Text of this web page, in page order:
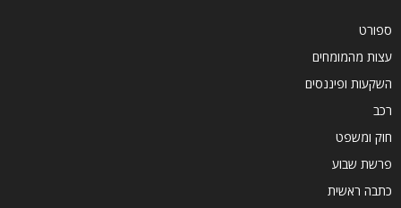
ספורט
עצות מהמומחים
השקעות ופיננסים
רכב
חוק ומשפט
פרשת שבוע
כתבה ראשית